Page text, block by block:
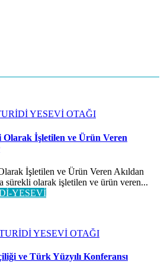
YESEVİ OTAĞI
Olarak İşletilen ve Ürün Veren
İşletilen ve Ürün Veren Akıldan
sürekli olarak işletilen ve ürün veren...
YESEVİ
YESEVİ OTAĞI
ve Türk Yüzyılı Konferansı